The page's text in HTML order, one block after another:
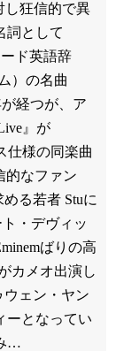
し狂信的で異
詞として
ード英語辞
）の名曲
経つが、ア
』が
仕様の同楽曲
的なファン
める若者 Stuに
・デヴィッ
ばりの高
カメオ出演し
ウェン・ヤン
ーとなってい
…